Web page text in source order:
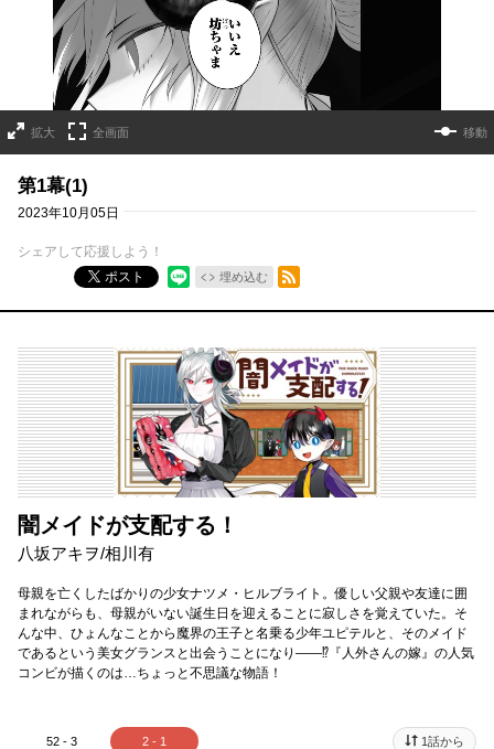
拡大 全画面 移動
第1幕(1)
2023年10月05日
シェアして応援しよう！
ポスト
埋め込む
RSSフィード
闇メイドが支配する！
八坂アキヲ/相川有
母親を亡くしたばかりの少女ナツメ・ヒルブライト。優しい父親や友達に囲
まれながらも、母親がいない誕生日を迎えることに寂しさを覚えていた。そ
んな中、ひょんなことから魔界の王子と名乗る少年ユピテルと、そのメイド
であるという美女グランスと出会うことになり――⁉『人外さんの嫁』の人気
コンビが描くのは…ちょっと不思議な物語！
52 - 3 2 - 1 1話から